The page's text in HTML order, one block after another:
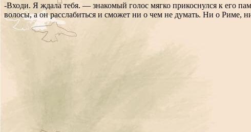
-Входи. Я ждала тебя. — знакомый голос мягко прикоснулся к его
волосы, а он расслабиться и сможет ни о чем не думать. Ни о Риме,